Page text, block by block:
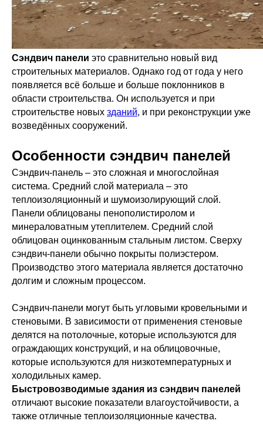
Сэндвич панели это сравнительно новый вид
строительных материалов. Однако год от года у него
появляется всё больше и больше поклонников в
области строительства. Он используется и при
строительстве новых зданий, и при реконструкции уже
возведённых сооружений.
Особенности сэндвич панелей
Сэндвич-панель – это сложная и многослойная
система. Средний слой материала – это
теплоизоляционный и шумоизолирующий слой.
Панели облицованы пенополистиролом и
минераловатным утеплителем. Средний слой
облицован оцинкованным стальным листом. Сверху
сэндвич-панели обычно покрыты полиэстером.
Производство этого материала является достаточно
долгим и сложным процессом.
Сэндвич-панели могут быть угловыми кровельными и
стеновыми. В зависимости от применения стеновые
делятся на потолочные, которые используются для
ограждающих конструкций, и на облицовочные,
которые используются для низкотемпературных и
холодильных камер.
Быстровозводимые здания из сэндвич панелей
отличают высокие показатели влагоустойчивости, а
также отличные теплоизоляционные качества.